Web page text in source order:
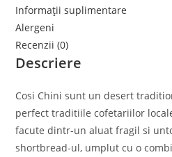
Informații suplimentare
Alergeni
Recenzii (0)
Descriere
Cosi Chini sunt un desert
perfect traditiile cofetariilor
facute dintr-un aluat fragil si
shortbread-ul, umplut cu o